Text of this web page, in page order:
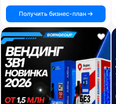
Получить бизнес-план